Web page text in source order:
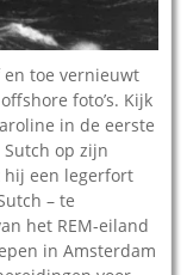
en toe vernieuwt
foto’s. Kijk
in de eerste
op zijn
hij een legerfort
– te
het REM-eiland
in Amsterdam